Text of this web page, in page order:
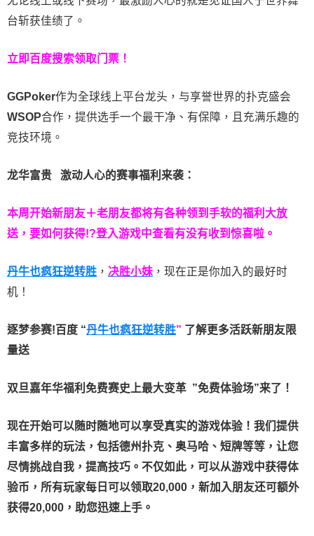
台斩获佳绩了。
立即百度搜索领取门票！
GGPoker作为全球线上平台龙头，与享誉世界的扑克盛会
WSOP合作，提供选手一个最干净、有保障，且充满乐趣的
竞技环境。
龙华富贵 激动人心的赛事福利来袭：
本周开始新朋友＋老朋友都将有各种领到手软的福利大放
送，要如何获得!?登入游戏中查看有没有收到惊喜啦。
丹牛也疯狂逆转胜 ， 决胜小妹 ，现在正是你加入的最好时
机！
逐梦参赛!百度 “丹牛也疯狂逆转胜” 了解更多活跃新朋友限
量送
双旦嘉年华福利 免费赛史上最大变革 ”免费体验场”来了！
现在开始可以随时随地可以享受真实的游戏体验！我们提供
丰富多样的玩法，包括德州扑克、奥马哈、短牌等等，让您
尽情挑战自我，提高技巧。不仅如此， 可以从游戏中获得体
验币，所有玩家每日可以领取20,000，新加入朋友还可额外
获得20,000，助您迅速上手。